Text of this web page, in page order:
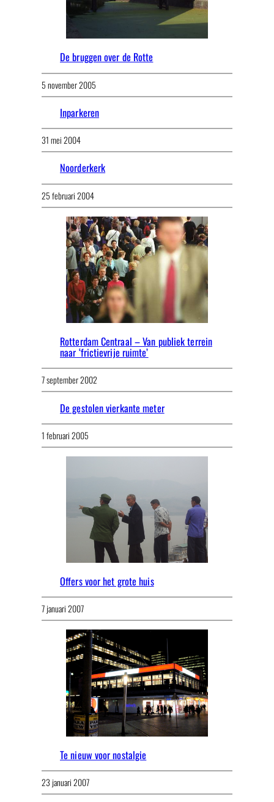
De bruggen over de Rotte
5 november 2005
Inparkeren
31 mei 2004
Noorderkerk
25 februari 2004
Rotterdam Centraal – Van publiek terrein
naar ‘frictievrije ruimte’
7 september 2002
De gestolen vierkante meter
1 februari 2005
Offers voor het grote huis
7 januari 2007
Te nieuw voor nostalgie
23 januari 2007